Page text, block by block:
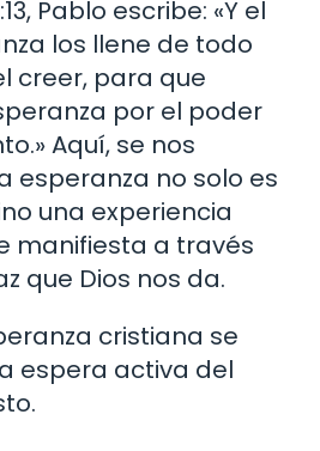
Pablo escribe: «Y el
los llene de todo
creer, para que
por el poder
Aquí, se nos
esperanza no solo es
una experiencia
manifiesta a través
que Dios nos da.
cristiana se
espera activa del